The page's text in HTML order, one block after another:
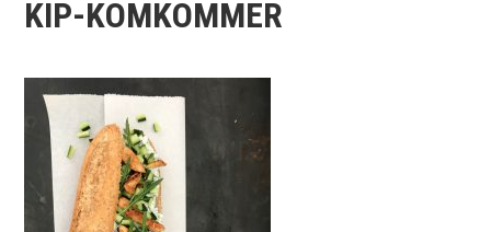
KIP-KOMKOMMER